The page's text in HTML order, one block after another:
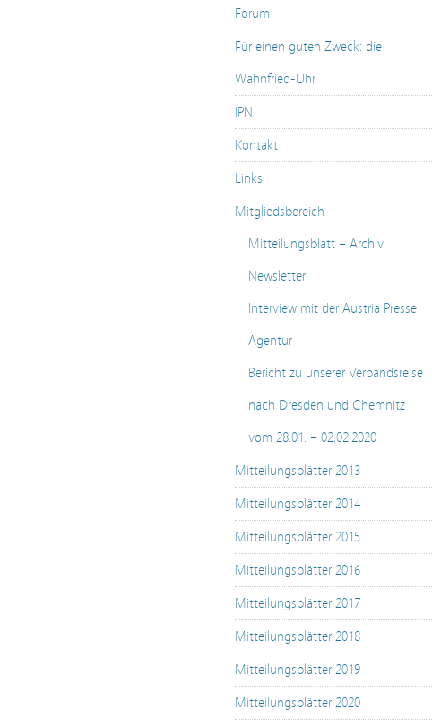
Forum
Für einen guten Zweck: die
Wahnfried-Uhr
IPN
Kontakt
Links
Mitgliedsbereich
Mitteilungsblatt – Archiv
Newsletter
Interview mit der Austria Presse
Agentur
Bericht zu unserer Verbandsreise
nach Dresden und Chemnitz
vom 28.01. – 02.02.2020
Mitteilungsblätter 2013
Mitteilungsblätter 2014
Mitteilungsblätter 2015
Mitteilungsblätter 2016
Mitteilungsblätter 2017
Mitteilungsblätter 2018
Mitteilungsblätter 2019
Mitteilungsblätter 2020